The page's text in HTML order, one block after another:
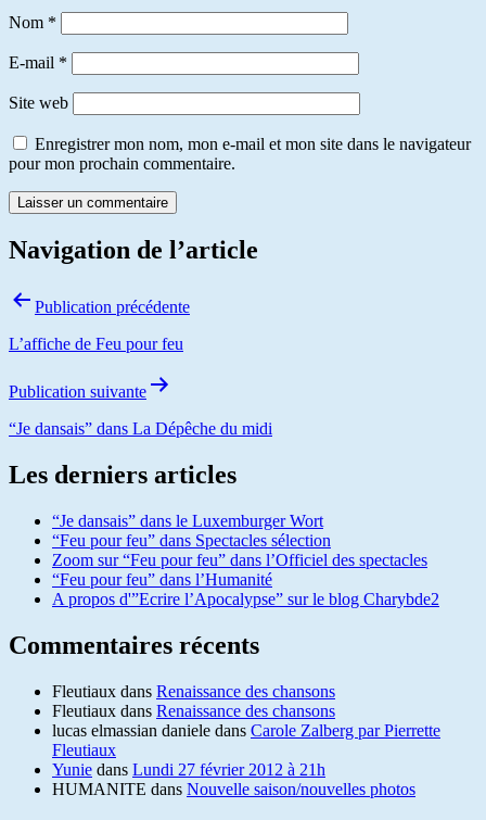
Nom *
E-mail *
Site web
Enregistrer mon nom, mon e-mail et mon site dans le navigateur
pour mon prochain commentaire.
Navigation de l’article
Publication précédente
L’affiche de Feu pour feu
Publication suivante
“Je dansais” dans La Dépêche du midi
Les derniers articles
“Je dansais” dans le Luxemburger Wort
“Feu pour feu” dans Spectacles sélection
Zoom sur “Feu pour feu” dans l’Officiel des spectacles
“Feu pour feu” dans l’Humanité
A propos d'”Ecrire l’Apocalypse” sur le blog Charybde2
Commentaires récents
Fleutiaux dans Renaissance des chansons
Fleutiaux dans Renaissance des chansons
lucas elmassian daniele dans Carole Zalberg par Pierrette
Fleutiaux
Yunie dans Lundi 27 février 2012 à 21h
HUMANITE dans Nouvelle saison/nouvelles photos